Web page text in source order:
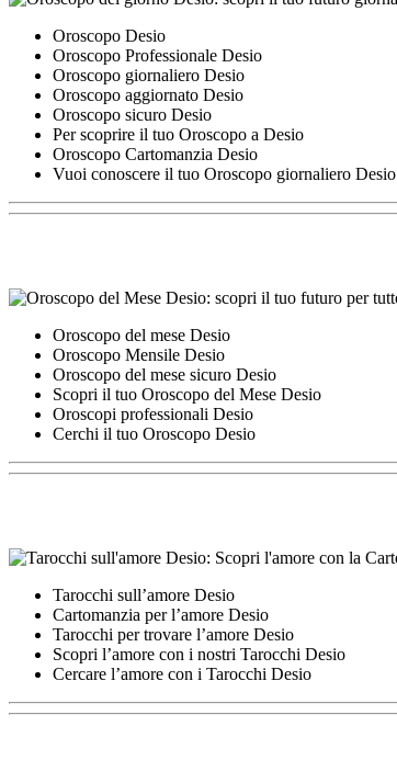
Oroscopo Desio
Oroscopo Professionale Desio
Oroscopo giornaliero Desio
Oroscopo aggiornato Desio
Oroscopo sicuro Desio
Per scoprire il tuo Oroscopo a Desio
Oroscopo Cartomanzia Desio
Vuoi conoscere il tuo Oroscopo giornaliero Desio
Oroscopo del mese Desio
Oroscopo Mensile Desio
Oroscopo del mese sicuro Desio
Scopri il tuo Oroscopo del Mese Desio
Oroscopi professionali Desio
Cerchi il tuo Oroscopo Desio
Tarocchi sull’amore Desio
Cartomanzia per l’amore Desio
Tarocchi per trovare l’amore Desio
Scopri l’amore con i nostri Tarocchi Desio
Cercare l’amore con i Tarocchi Desio